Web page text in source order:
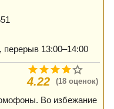
перерыв 13:00–14:00
(18 оценок)
4.22
Во избежание